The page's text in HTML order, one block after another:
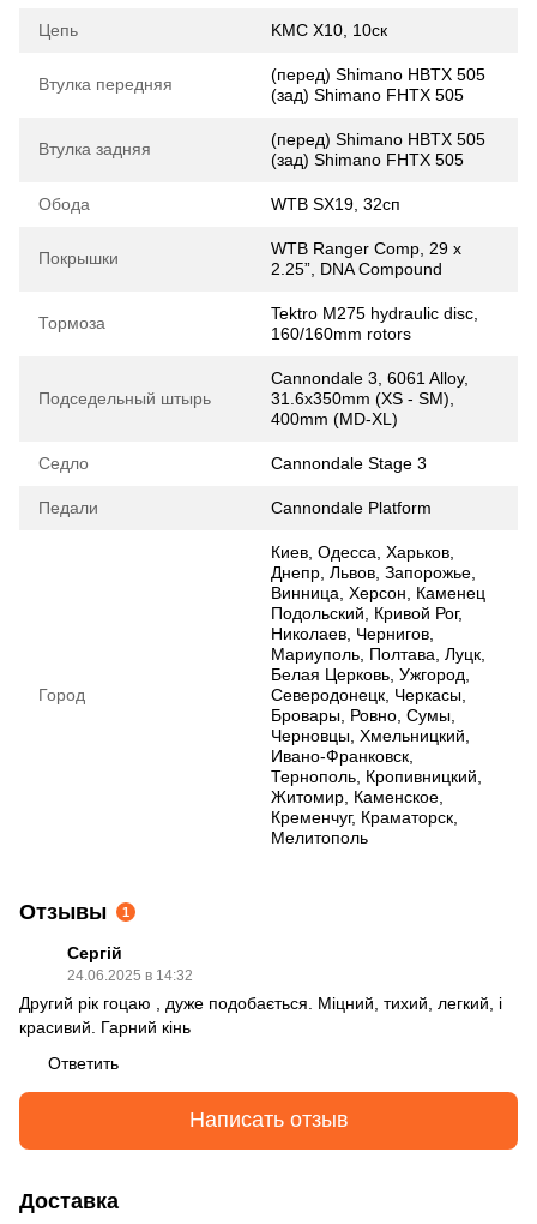
Цепь KMC Х10, 10ск
Втулка передняя
(перед) Shimano HBTX 505
(зад) Shimano FHTX 505
Втулка задняя
(перед) Shimano HBTX 505
(зад) Shimano FHTX 505
Обода WTB SX19, 32сп
Покрышки
WTB Ranger Comp, 29 x
2.25”, DNA Compound
Тормоза
Tektro M275 hydraulic disc,
160/160mm rotors
Подседельный штырь
Cannondale 3, 6061 Alloy,
31.6x350mm (XS - SM),
400mm (MD-XL)
Седло Cannondale Stage 3
Педали Cannondale Platform
Город
Киев, Одесса, Харьков,
Днепр, Львов, Запорожье,
Винница, Херсон, Каменец
Подольский, Кривой Рог,
Николаев, Чернигов,
Мариуполь, Полтава, Луцк,
Белая Церковь, Ужгород,
Северодонецк, Черкасы,
Бровары, Ровно, Сумы,
Черновцы, Хмельницкий,
Ивано-Франковск,
Тернополь, Кропивницкий,
Житомир, Каменское,
Кременчуг, Краматорск,
Мелитополь
Отзывы 1
Сергій
24.06.2025 в 14:32
Другий рік гоцаю , дуже подобається. Міцний, тихий, легкий, і
красивий. Гарний кінь
Ответить
Написать отзыв
Доставка